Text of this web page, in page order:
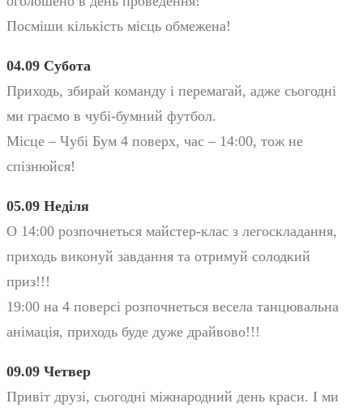
Посміши кількість місць обмежена!
04.09 Субота
Приходь, збирай команду і перемагай, адже сьогодні
ми граємо в чубі-бумний футбол.
Місце – Чубі Бум 4 поверх, час – 14:00, тож не
спізнюйся!
05.09 Неділя
О 14:00 розпочнеться майстер-клас з легоскладання,
приходь виконуй завдання та отримуй солодкий
приз!!!
19:00 на 4 поверсі розпочнеться весела танцювальна
анімація, приходь буде дуже драйвово!!!
09.09 Четвер
Привіт друзі, сьогодні міжнародний день краси. І ми